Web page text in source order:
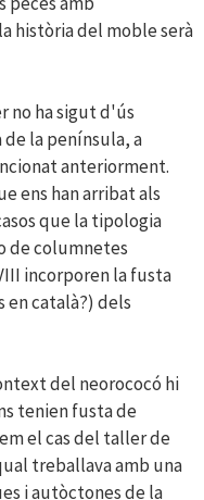
història del moble serà
no ha sigut d'ús
de la península, a
anteriorment.
ens han arribat als
que la tipologia
de columnetes
incorporen la fusta
en català?) dels
del neorococó hi
tenien fusta de
el cas del taller de
treballava amb una
i autòctones de la